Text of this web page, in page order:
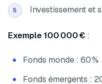
5 Investissement et
Exemple 100 000 € :
Fonds monde : 60 %
Fonds émergents :